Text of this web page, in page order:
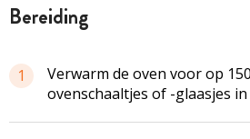
bereiding
1
Verwarm de oven voor op
ovenschaaltjes of -glaasjes